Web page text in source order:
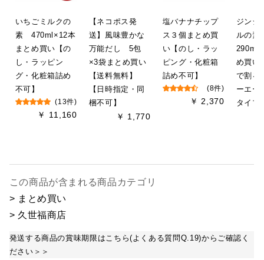
いちごミルクの
素 470ml×12本
まとめ買い【の
し・ラッピン
グ・化粧箱詰め
不可】
(13件)
￥ 11,160
【ネコポス発
送】風味豊かな
万能だし 5包
×3袋まとめ買い
【送料無料】
【日時指定・同
梱不可】
￥ 1,770
塩バナナチップ
ス３個まとめ買
い【のし・ラッ
ピング・化粧箱
詰め不可】
(8件)
￥ 2,370
ジンジ
ルの
め買い
で割る
ーエー
タイプ
この商品が含まれる商品カテゴリ
> まとめ買い
> 久世福商店
発送する商品の賞味期限はこちら(よくある質問Q.19)からご確認く
ださい＞＞